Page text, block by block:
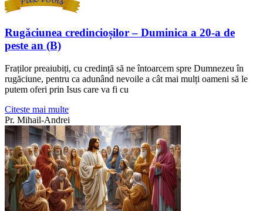
Rugăciunea credincioșilor – Duminica a 20-a de
peste an (B)
Fraților preaiubiți, cu credință să ne întoarcem spre Dumnezeu în
rugăciune, pentru ca adunând nevoile a cât mai mulți oameni să le
putem oferi prin Isus care va fi cu
Citeste mai multe
Pr. Mihail-Andrei